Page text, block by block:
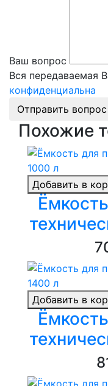
Ваш вопрос
Вся передаваемая
конфиденциальна
Отправить вопрос
Похожие
Добавить в
Добавить в